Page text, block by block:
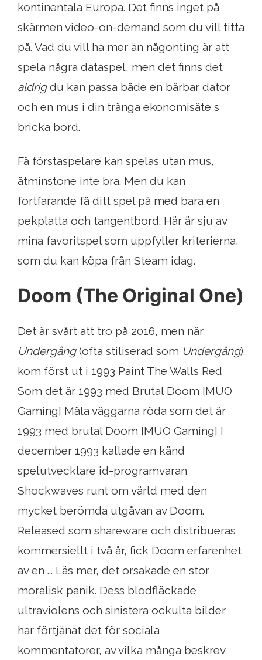
kontinentala Europa. Det finns inget på
skärmen video-on-demand som du vill titta
på. Vad du vill ha mer än någonting är att
spela några dataspel, men det finns det
aldrigdu kan passa både en bärbar dator
och en mus i din trånga ekonomisäte s
bricka bord.
Få förstaspelare kan spelas utan mus,
åtminstone inte bra. Men du kan
fortfarande få ditt spel på med bara en
pekplatta och tangentbord. Här är sju av
mina favoritspel som uppfyller kriterierna,
som du kan köpa från Steam idag.
Doom (The Original One)
Det är svårt att tro på 2016, men när
Undergång(ofta stiliserad som Undergång)
kom först ut i 1993 Paint The Walls Red
Som det är 1993 med Brutal Doom [MUO
Gaming] Måla väggarna röda som det är
1993 med brutal Doom [MUO Gaming] I
december 1993 kallade en känd
spelutvecklare id-programvaran
Shockwaves runt om värld med den
mycket berömda utgåvan av Doom.
Released som shareware och distribueras
kommersiellt i två år, fick Doom erfarenhet
av en ... Läs mer, det orsakade en stor
moralisk panik. Dess blodfläckade
ultraviolens och sinistera ockulta bilder
har förtjänat det för sociala
kommentatorer, av vilka många beskrev